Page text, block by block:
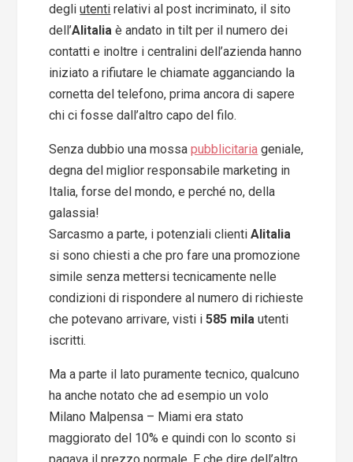
degliutenti relativi al post incriminato, il sito
dell’Alitalia è andato in tilt per il numero dei
contatti e inoltre i centralini dell’azienda hanno
iniziato a rifiutare le chiamate agganciando la
cornetta del telefono, prima ancora di sapere
chi ci fosse dall’altro capo del filo.
Senza dubbio una mossapubblicitaria geniale,
degna del miglior responsabile marketing in
Italia, forse del mondo, e perché no, della
galassia!
Sarcasmo a parte, i potenziali clientiAlitalia
si sono chiesti a che pro fare una promozione
simile senza mettersi tecnicamente nelle
condizioni di rispondere al numero di richieste
che potevano arrivare, visti i585 mila utenti
iscritti.
Ma a parte il lato puramente tecnico, qualcuno
ha anche notato che ad esempio un volo
Milano Malpensa – Miami era stato
maggiorato del 10% e quindi con lo sconto si